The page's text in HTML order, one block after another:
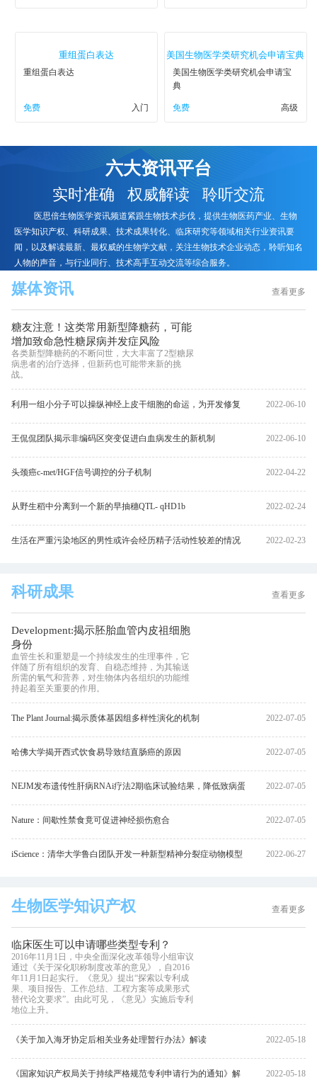
重组蛋白表达
重组蛋白表达
免费 入门
美国生物医学类研究机会申请宝典
美国生物医学类研究机会申请宝
典
免费 高级
六大资讯平台
实时准确 权威解读 聆听交流
医思倍生物医学资讯频道紧跟生物技术步伐，提供生物医药产业、生物
医学知识产权、科研成果、技术成果转化、临床研究等领域相关行业资讯要
闻，以及解读最新、最权威的生物学文献，关注生物技术企业动态，聆听知名
人物的声音，与行业同行、技术高手互动交流等综合服务。
媒体资讯 查看更多
糖友注意！这类常用新型降糖药，可能
增加致命急性糖尿病并发症风险
各类新型降糖药的不断问世，大大丰富了2型糖尿
病患者的治疗选择，但新药也可能带来新的挑
战。
利用一组小分子可以操纵神经上皮干细胞的命运，为开发修复
大脑损伤方法更接近一步
2022-06-10
王侃侃团队揭示非编码区突变促进白血病发生的新机制 2022-06-10
头颈癌c-met/HGF信号调控的分子机制 2022-04-22
从野生稻中分离到一个新的早抽穗QTL- qHD1b 2022-02-24
生活在严重污染地区的男性或许会经历精子活动性较差的情况 2022-02-23
科研成果 查看更多
Development:揭示胚胎血管内皮祖细胞
身份
血管生长和重塑是一个持续发生的生理事件，它
伴随了所有组织的发育、自稳态维持，为其输送
所需的氧气和营养，对生物体内各组织的功能维
持起着至关重要的作用。
The Plant Journal:揭示质体基因组多样性演化的机制 2022-07-05
哈佛大学揭开西式饮食易导致结直肠癌的原因 2022-07-05
NEJM发布遗传性肝病RNAi疗法2期临床试验结果，降低致病蛋
白83%
2022-07-05
Nature：间歇性禁食竟可促进神经损伤愈合 2022-07-05
iScience：清华大学鲁白团队开发一种新型精神分裂症动物模型 2022-06-27
生物医学知识产权 查看更多
临床医生可以申请哪些类型专利？
2016年11月1日，中央全面深化改革领导小组审议
通过《关于深化职称制度改革的意见》，自2016
年11月1日起实行。《意见》提出“探索以专利成
果、项目报告、工作总结、工程方案等成果形式
替代论文要求”。由此可见，《意见》实施后专利
地位上升。
《关于加入海牙协定后相关业务处理暂行办法》解读 2022-05-18
《国家知识产权局关于持续严格规范专利申请行为的通知》解 2022-05-18